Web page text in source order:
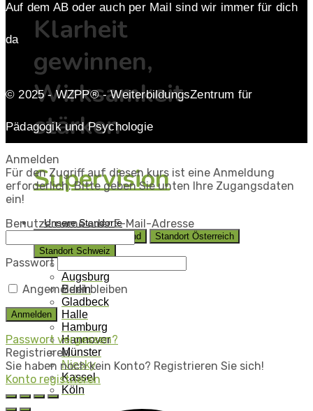
Klarheit
gewinnen,
Wirksamkeit
stärken
Supervision
Unsere Standorte
Standorte in Deutschland
Standort Österreich
Standort Schweiz
Augsburg
Berlin
Gladbeck
Halle
Hamburg
Hannover
Münster
Niesky
Kassel
Köln
Auf dem AB oder auch per Mail sind wir immer für dich
da
© 2025 - WZPP® - WeiterbildungsZentrum für
Pädagogik und Psychologie
Anmelden
Für den Zugriff auf diesen kurs ist eine Anmeldung
erforderlich. Bitte geben Sie unten Ihre Zugangsdaten
ein!
Benutzername oder E-Mail-Adresse
Passwort
Angemeldet bleiben
Passwort vergessen?
Registrieren
Sie haben noch kein Konto? Registrieren Sie sich!
Konto registrieren